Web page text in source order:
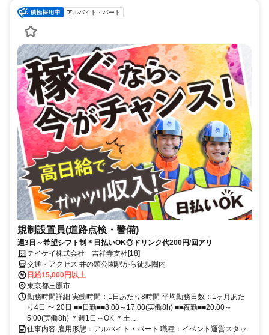
アルバイト・パート
規制設置員(道路点検・警備)
週3日～希望シフト制＊日払いOK◎ドリンク代200円/回アリ
テイケイ株式会社 吉祥寺支社[18]
交通・アクセス 井の頭公園駅から徒歩圏内
日給15,000円以上
東京都三鷹市
勤務時間詳細 実働時間：1日あたり8時間 平均勤務日数：1ヶ月あた
り4日 〜 20日 ■■日勤■■8:00～17:00(実働8h) ■■夜勤■■20:00～
5:00(実働8h) ＊週1日～OK ＊土...
仕事内容 雇用形態：アルバイト・パート 職種：イベント運営スタッ